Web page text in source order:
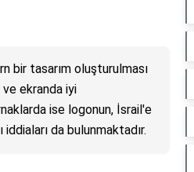
bir tasarım oluşturulması
ve ekranda iyi
ise logonun, İsrail'e
da bulunmaktadır.